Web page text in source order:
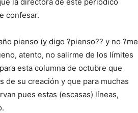
confesar.
pienso (y digo ?pienso?? y no ?me
atento, no salirme de los límites
esta columna de octubre que
de su creación y que para muchas
pues estas (escasas) líneas,